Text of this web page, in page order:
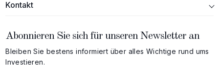
Kontakt
Abonnieren Sie sich für unseren Newsletter an
Bleiben Sie bestens informiert über alles Wichtige rund ums
Investieren.